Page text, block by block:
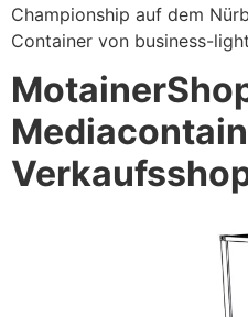
Championship auf dem
Container von business-